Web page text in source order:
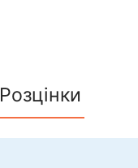
Розцінки